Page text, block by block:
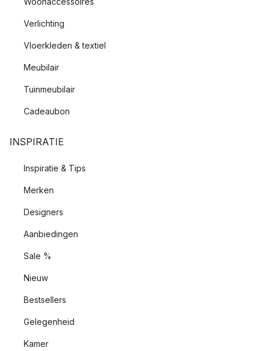
Verlichting
Vloerkleden & textiel
Meubilair
Tuinmeubilair
Cadeaubon
INSPIRATIE
Inspiratie & Tips
Merken
Designers
Aanbiedingen
Sale %
Nieuw
Bestsellers
Gelegenheid
Kamer